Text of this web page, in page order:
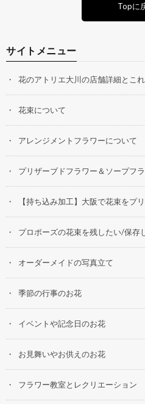
Topに
サイトメニュー
花のアトリエ大川の店舗詳細とこ
花束について
アレンジメントフラワーについて
プリザーブドフラワー＆ソープフ
【持ち込み加工】大阪で花束をプ
プロポーズの花束を残したい/保存
オーダーメイドの写真立て
季節の行事のお花
イベントや記念日のお花
お見舞いやお供えのお花
フラワー教室とレクリエーション